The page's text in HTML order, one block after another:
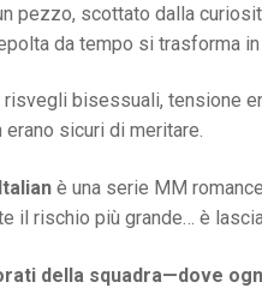
pezzo, scottato dalla
da tempo si trasforma
risvegli bisessuali, tensione
erano sicuri di meritare.
Italian è una serie MM
il rischio più grande… è
della squadra—dove